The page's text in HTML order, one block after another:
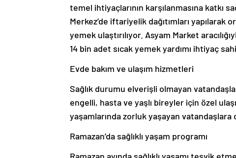
temel ihtiyaçlarının karşılanmasına katkı
Merkez’de iftariyelik dağıtımları yapılarak
yemek ulaştırılıyor. Asyam Market
14 bin adet sıcak yemek yardımı ihtiyaç
Evde bakım ve ulaşım hizmetleri
Sağlık durumu elverişli olmayan
engelli, hasta ve yaşlı bireyler için özel
yaşamlarında zorluk yaşayan
Ramazan’da sağlıklı yaşam programı